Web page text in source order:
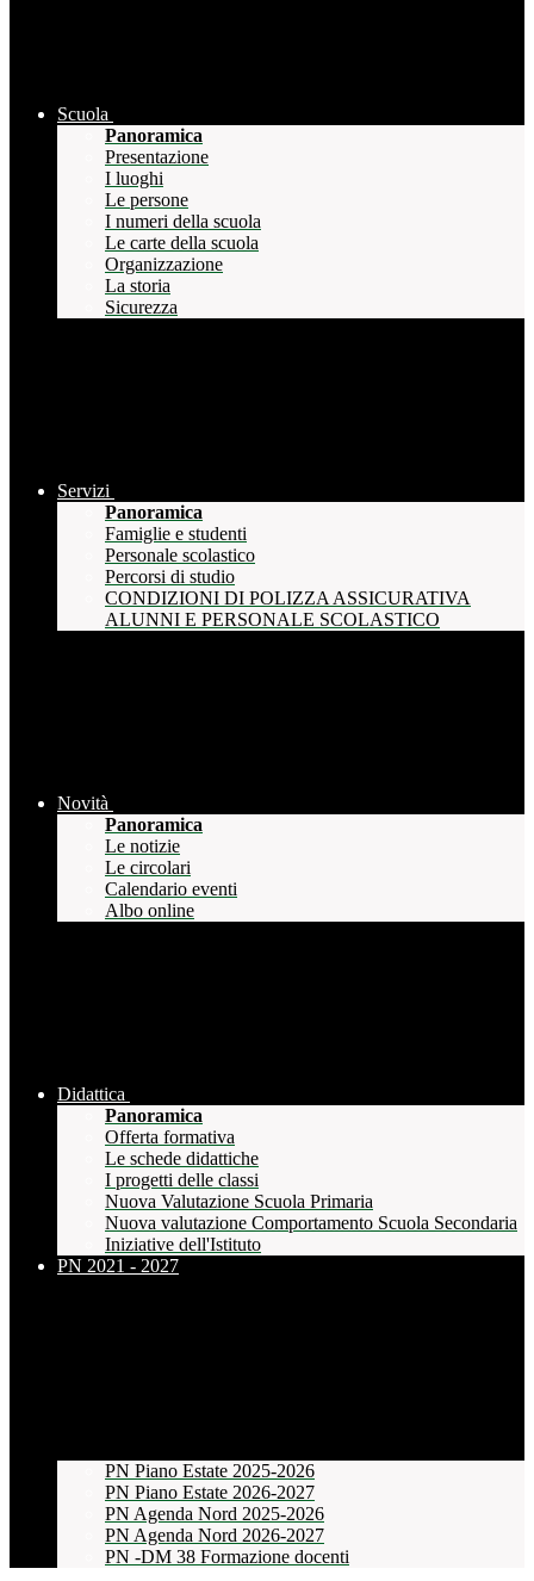
Scuola
Panoramica
Presentazione
I luoghi
Le persone
I numeri della scuola
Le carte della scuola
Organizzazione
La storia
Sicurezza
Servizi
Panoramica
Famiglie e studenti
Personale scolastico
Percorsi di studio
CONDIZIONI DI POLIZZA ASSICURATIVA
ALUNNI E PERSONALE SCOLASTICO
Novità
Panoramica
Le notizie
Le circolari
Calendario eventi
Albo online
Didattica
Panoramica
Offerta formativa
Le schede didattiche
I progetti delle classi
Nuova Valutazione Scuola Primaria
Nuova valutazione Comportamento Scuola Secondaria
Iniziative dell'Istituto
PN 2021 - 2027
PN Piano Estate 2025-2026
PN Piano Estate 2026-2027
PN Agenda Nord 2025-2026
PN Agenda Nord 2026-2027
PN -DM 38 Formazione docenti